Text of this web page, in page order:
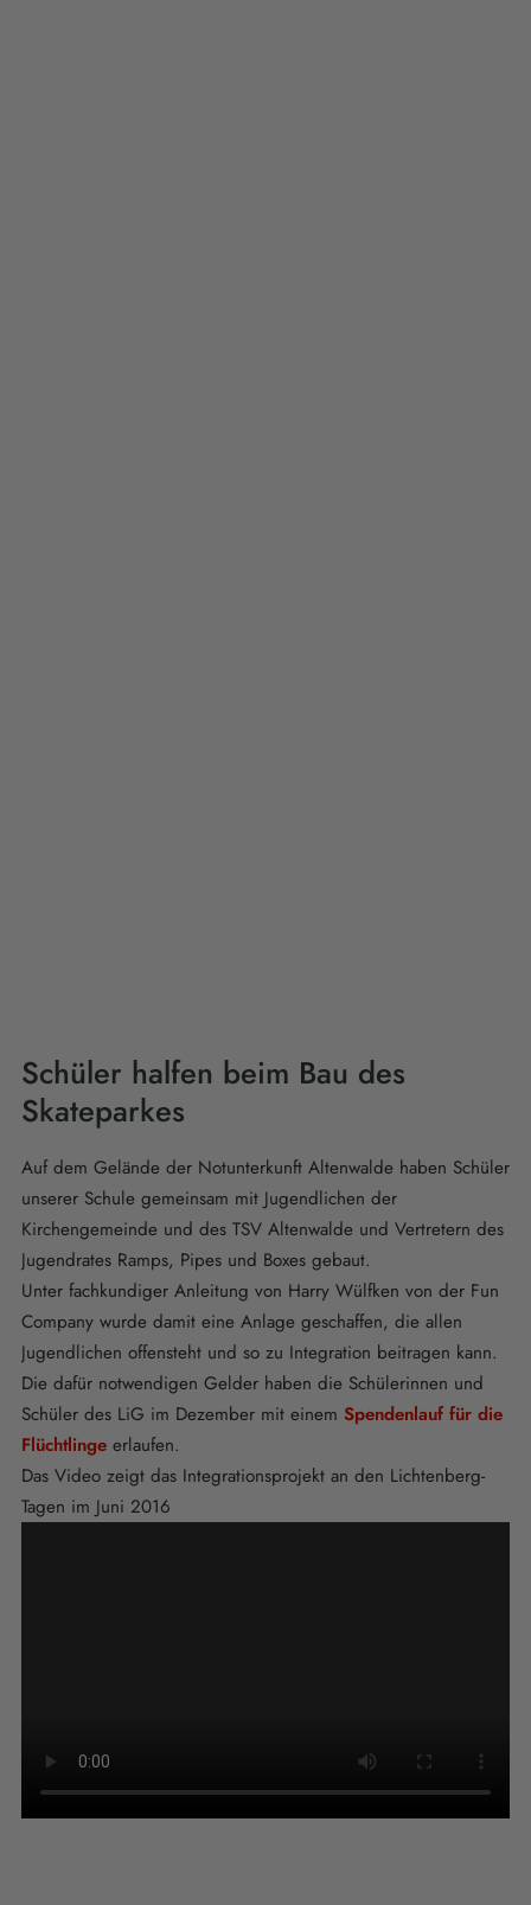
Schüler halfen beim Bau des
Skateparkes
Auf dem Gelände der Notunterkunft Altenwalde haben Schüler
unserer Schule gemeinsam mit Jugendlichen der
Kirchengemeinde und des TSV Altenwalde und Vertretern des
Jugendrates Ramps, Pipes und Boxes gebaut.
Unter fachkundiger Anleitung von Harry Wülfken von der Fun
Company wurde damit eine Anlage geschaffen, die allen
Jugendlichen offensteht und so zu Integration beitragen kann.
Die dafür notwendigen Gelder haben die Schülerinnen und
Schüler des LiG im Dezember mit einem Spendenlauf für die
Flüchtlinge erlaufen.
Das Video zeigt das Integrationsprojekt an den Lichtenberg-
Tagen im Juni 2016